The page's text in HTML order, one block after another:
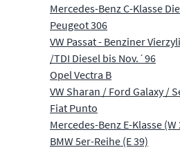
Mercedes-Benz C-Klasse
Peugeot 306
VW Passat - Benziner
/TDI Diesel bis Nov.´96
Opel Vectra B
VW Sharan / Ford Galaxy /
Fiat Punto
Mercedes-Benz E-Klasse (W
BMW 5er-Reihe (E 39)